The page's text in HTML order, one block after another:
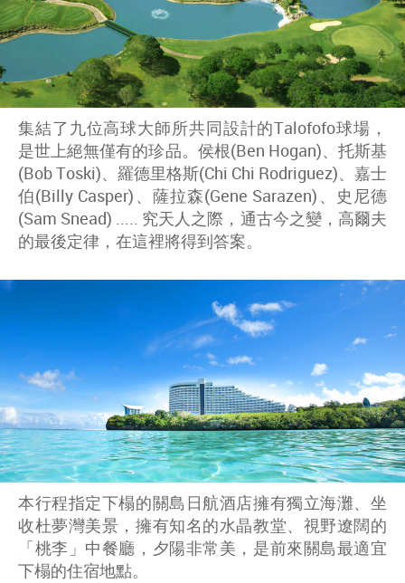
集結了九位高球大師所共同設計的Talofofo球場，
是世上絕無僅有的珍品。侯根(Ben Hogan)、托斯基
(Bob Toski)、羅德里格斯(Chi Chi Rodriguez)、嘉士
伯(Billy Casper)、薩拉森(Gene Sarazen)、史尼德
(Sam Snead) ..... 究天人之際，通古今之變，高爾夫
的最後定律，在這裡將得到答案。
本行程指定下榻的關島日航酒店擁有獨立海灘、坐
收杜夢灣美景，擁有知名的水晶教堂、視野遼闊的
「桃李」中餐廳，夕陽非常美，是前來關島最適宜
下榻的住宿地點。